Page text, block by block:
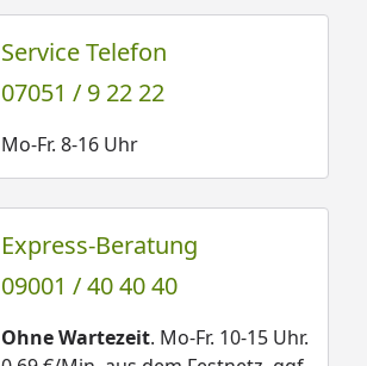
Service Telefon
07051 / 9 22 22
Mo-Fr. 8-16 Uhr
Express-Beratung
09001 / 40 40 40
Ohne Wartezeit. Mo-Fr. 10-15 Uhr.